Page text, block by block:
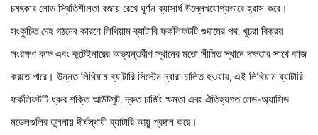
চমৎকার লোড স্থিতিশীলতা বজায় রেখে ঘূর্ণন ব্যাসার্ধ উল্লেখযোগ্যভাবে হ্রাস করে।
সংকুচিত দেহ গঠনের কারণে লিথিয়াম ব্যাটারি ফর্কলিফটটি গুদামের পথ, খুচরা বিক্রয়
সংরক্ষণ কক্ষ এবং কন্টেইনারের অভ্যন্তরীণ স্থানের মতো সীমিত স্থানে দক্ষতার সাথে কাজ
করতে পারে। উন্নত লিথিয়াম ব্যাটারি সিস্টেম দ্বারা চালিত হওয়ায়, এই লিথিয়াম ব্যাটারি
ফর্কলিফটটি ধ্রুব শক্তি আউটপুট, দ্রুত চার্জিং ক্ষমতা এবং ঐতিহ্যগত লেড-অ্যাসিড
মডেলগুলির তুলনায় দীর্ঘস্থায়ী ব্যাটারি আয়ু প্রদান করে।